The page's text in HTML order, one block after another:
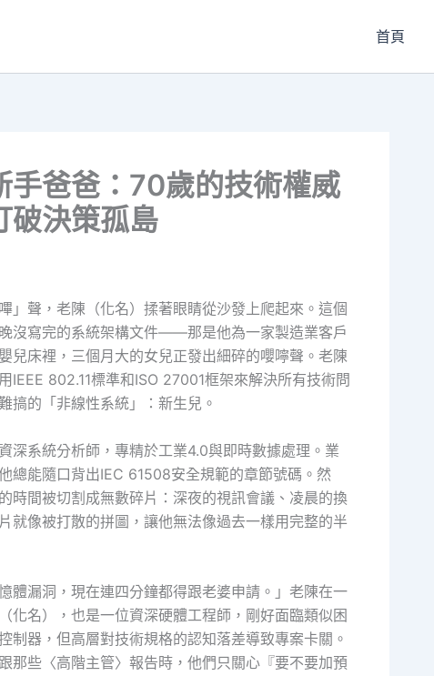
首頁
手爸爸：70歲的技術權威
破決策孤島
」聲，老陳（化名）揉著眼睛從沙發上爬起來。這個
沒寫完的系統架構文件——那是他為一家製造業客戶
兒床裡，三個月大的女兒正發出細碎的嚶嚀聲。老陳
IEEE 802.11標準和ISO 27001框架來解決所有技術問
搞的「非線性系統」：新生兒。
深系統分析師，專精於工業4.0與即時數據處理。業
總能隨口背出IEC 61508安全規範的章節號碼。然
時間被切割成無數碎片：深夜的視訊會議、凌晨的換
像被打散的拼圖，讓他無法像過去一樣用完整的半
體漏洞，現在連四分鐘都得跟老婆申請。」老陳在一
化名），也是一位資深硬體工程師，剛好面臨類似困
器，但高層對技術規格的認知落差導致專案卡關。
那些〈高階主管〉報告時，他們只關心『要不要加預